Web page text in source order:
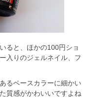
ると、ほかの100円ショ
入りのジェルネイル、フ
るベースカラーに細かい
質感がかわいいですよね